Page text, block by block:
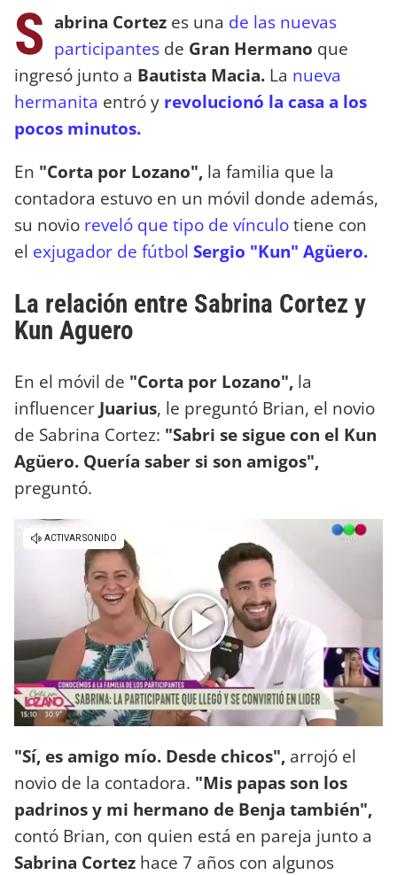
S abrina Cortez es una de las nuevas
participantes de Gran Hermano que
ingresó junto a Bautista Macia. La nueva
hermanita entró y revolucionó la casa a los
pocos minutos.
En "Corta por Lozano", la familia que la
contadora estuvo en un móvil donde además,
su novio reveló que tipo de vínculotiene con
el exjugador de fútbol Sergio "Kun" Agüero.
La relación entre Sabrina Cortez y
Kun Aguero
En el móvil de "Corta por Lozano", la
influencer Juarius, le preguntó Brian, el novio
de Sabrina Cortez: "Sabri se sigue con el Kun
Agüero. Quería saber si son amigos",
preguntó.
"Sí, es amigo mío. Desde chicos", arrojó el
novio de la contadora. "Mis papas son los
padrinos y mi hermano de Benja también",
contó Brian, con quien está en pareja junto a
Sabrina Cortez hace 7 años con algunos